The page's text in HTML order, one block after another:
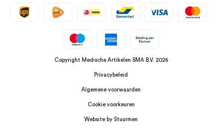
Copyright Medische Artikelen SMA B.V. 2026
Privacybeleid
Algemene voorwaarden
Cookie voorkeuren
Website by Stuurmen